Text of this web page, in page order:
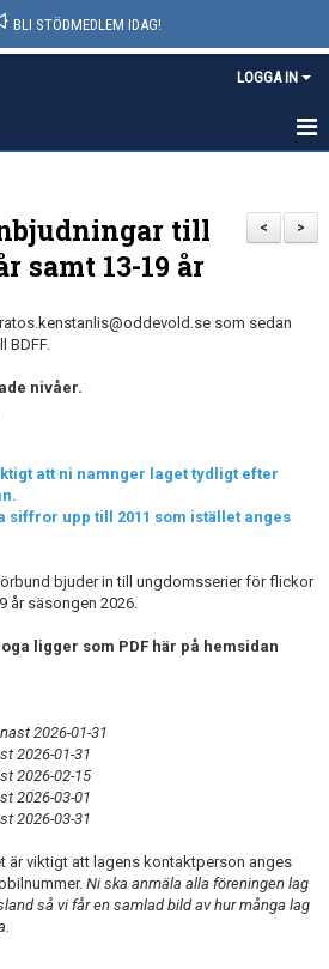
BLI STÖDMEDLEM IDAG!
LOGGA IN
>
<
till
samt 13-19 år
som sedan
BDFF.
nivåer.
att ni namnger laget tydligt efter
siffror upp till 2011 som istället anges
bjuder in till ungdomsserier för flickor
år säsongen 2026.
ligger som PDF här på hemsidan
2026-01-31
2026-01-31
2026-02-15
2026-03-01
2026-03-31
är viktigt att lagens kontaktperson anges
Ni ska anmäla alla föreningen lag
så vi får en samlad bild av hur många lag